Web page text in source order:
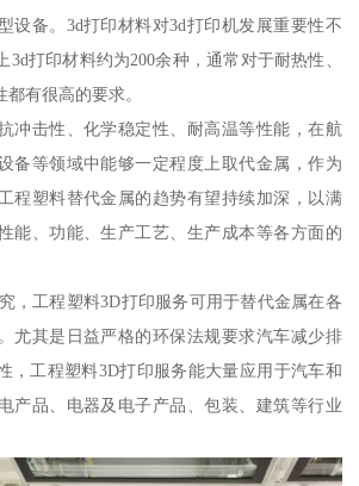
设备。3d打印材料对3d打印机发展重要性不
打印材料约为200余种，通常对于耐热性、
有很高的要求。
冲击性、化学稳定性、耐高温等性能，在航
备等领域中能够一定程度上取代金属，作为
程塑料替代金属的趋势有望持续加深，以满
能、功能、生产工艺、生产成本等各方面的
，工程塑料3D打印服务可用于替代金属在各
尤其是日益严格的环保法规要求汽车减少排
，工程塑料3D打印服务能大量应用于汽车和
产品、电器及电子产品、包装、建筑等行业